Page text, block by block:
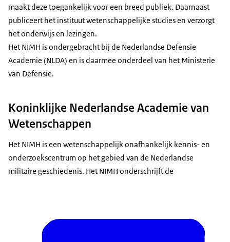
maakt deze toegankelijk voor een breed publiek. Daarnaast
publiceert het instituut wetenschappelijke studies en verzorgt
het onderwijs en lezingen.
Het NIMH is ondergebracht bij de Nederlandse Defensie
Academie (NLDA) en is daarmee onderdeel van het Ministerie
van Defensie.
Koninklijke Nederlandse Academie van
Wetenschappen
Het NIMH is een wetenschappelijk onafhankelijk kennis- en
onderzoekscentrum op het gebied van de Nederlandse
militaire geschiedenis. Het NIMH onderschrijft de